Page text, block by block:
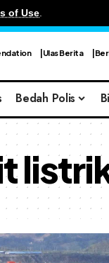
of Use.
Ulas Berita
Bedah Polis